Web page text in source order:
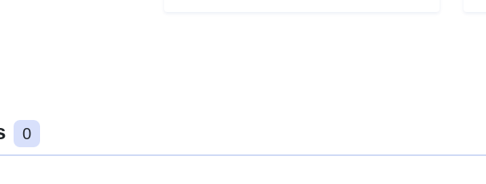
sectoare: autoritățile
și comunitare,
0